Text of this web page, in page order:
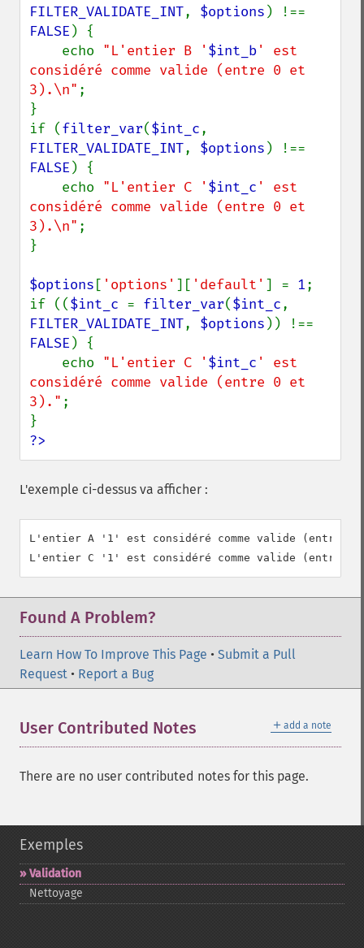
FILTER_VALIDATE_INT, $options
FALSE ) {
    echo
"L'entier B ' $int_b' est
considéré comme valide (entre 0 et
3).\n" ;
}
if (filter_var($int_c
FILTER_VALIDATE_INT, $options
FALSE ) {
    echo
"L'entier C ' $int_c ' est
considéré comme valide (entre 0 et
3).\n" ;
}
$options [ 'options' ][ 'default' ] = 1;
if (($int_c = filter_var($int_c
FILTER_VALIDATE_INT, $options
FALSE ) {
    echo
"L'entier C ' $int_c ' est
considéré comme valide (entre 0 et
3)." ;
?>
L'exemple ci-dessus va afficher :
L'entier A '1' est considéré comme valide (entre 0
Found A Problem?
Learn How To Improve This Page • Submit a Pull
Request • Report a Bug
＋ add a note
User Contributed Notes
There are no user contributed notes for this page.
Exemples
Validation
Nettoyage